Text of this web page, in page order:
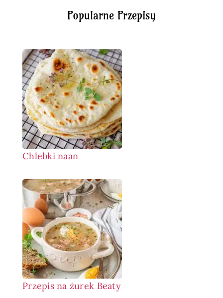
Popularne Przepisy
Chlebki naan
Przepis na żurek Beaty